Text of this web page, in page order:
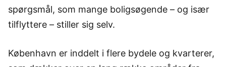
spørgsmål, som mange boligsøgende – og især
tilflyttere – stiller sig selv.
København er inddelt i flere bydele og kvarterer,